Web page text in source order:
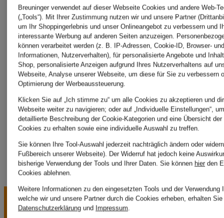
KARL
LAGERFELD
LACOSTE
TOMMY
windsor.
Breuninger verwendet auf dieser Webseite Cookies und andere Web-
(„Tools“). Mit Ihrer Zustimmung nutzen wir und unsere Partner
um Ihr Shoppingerlebnis und unser Onlineangebot zu verbessern und
interessante Werbung auf anderen Seiten anzuzeigen.
können verarbeitet werden (z. B. IP-Adressen, Cookie-ID, Browser-
Informationen, Nutzerverhalten), für personalisierte Angebote und
Shop, personalisierte Anzeigen aufgrund Ihres Nutzerverhaltens auf
Webseite, Analyse unserer Webseite, um diese für Sie zu verbessern
Optimierung der Werbeaussteuerung.
Klicken Sie auf „Ich stimme zu“ um alle Cookies zu akzeptieren und
Webseite weiter zu navigieren; oder auf „Individuelle Einstellungen“,
detaillierte Beschreibung der Cookie-Kategorien und eine Übersicht
Cookies zu erhalten sowie eine individuelle Auswahl zu treffen.
Sie können Ihre Tool-Auswahl jederzeit nachträglich ändern oder
Fußbereich unserer Webseite). Der Widerruf hat jedoch keine
bisherige Verwendung der Tools und Ihrer Daten. Sie können hier den
Cookies ablehnen.
Weitere Informationen zu den eingesetzten Tools und der Verwendung
welche wir und unsere Partner durch die Cookies erheben, erhalten
Datenschutzerklärung und Impressum.